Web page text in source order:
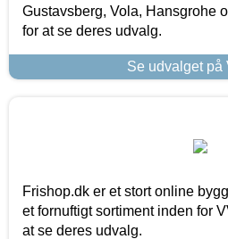
Gustavsberg, Vola, Hansgrohe
for at se deres udvalg.
Se udvalget på
Frishop.dk er et stort online
et fornuftigt sortiment inden for
at se deres udvalg.